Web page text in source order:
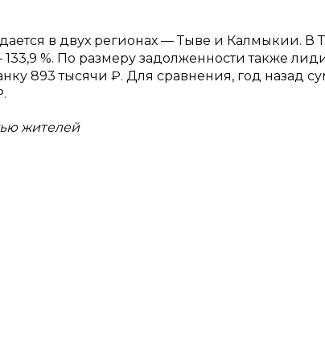
в двух регионах — Тыве и Калмыкии. В
%. По размеру задолженности также
893 тысячи ₽. Для сравнения, год назад
жителей